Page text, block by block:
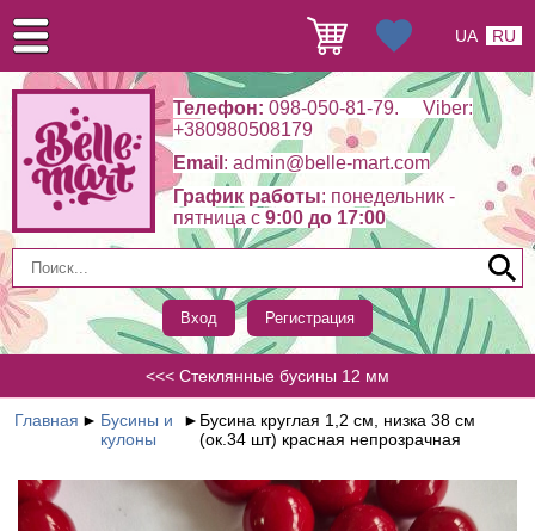
Телефон: 098-050-81-79. Viber:
+380980508179
Email : admin@belle-mart.com
График работы: понедельник -
пятница c 9:00 до 17:00
Вход Регистрация
UA RU
<<< Стеклянные бусины 12 мм
Главная ► Бусины и
кулоны
► Бусина круглая 1,2 см, низка 38 см
(ок.34 шт) красная непрозрачная